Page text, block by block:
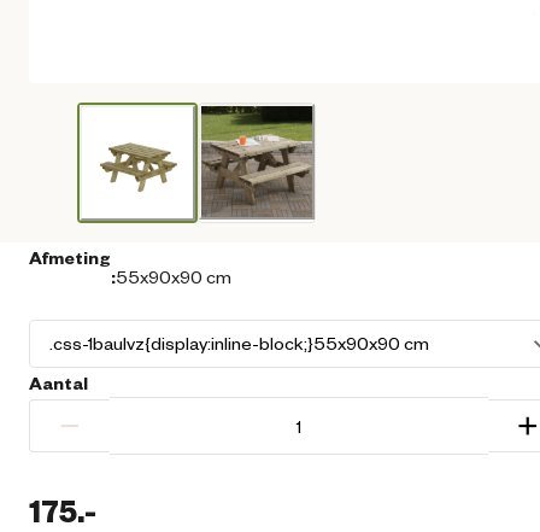
Afmeting
:55x90x90 cm
Aantal
− +
175.-